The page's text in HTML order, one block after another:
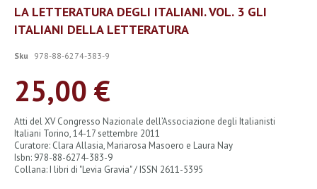
Vai
all'inizio
della
di
LA LETTERATURA DEGLI ITALIANI. VOL. 3 GLI
ITALIANI DELLA LETTERATURA
Sku 978-88-6274-383-9
25,00 €
Atti del XV Congresso Nazionale dell’Associazione degli Italianisti
Italiani Torino, 14-17 settembre 2011
Curatore: Clara Allasia, Mariarosa Masoero e Laura Nay
Isbn: 978-88-6274-383-9
Collana: I libri di "Levia Gravia" / ISSN 2611-5395